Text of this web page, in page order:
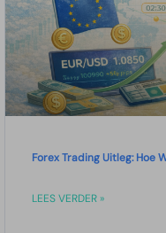
Forex Trading Uitleg: Hoe
LEES VERDER »